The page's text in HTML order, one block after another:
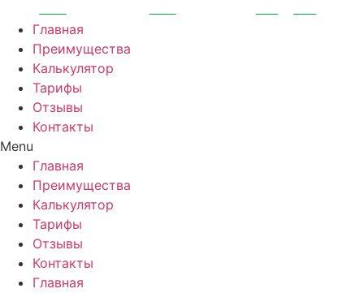
Перейти
содержимому
Главная
Преимущества
Калькулятор
Тарифы
Отзывы
Контакты
Menu
Главная
Преимущества
Калькулятор
Тарифы
Отзывы
Контакты
Главная